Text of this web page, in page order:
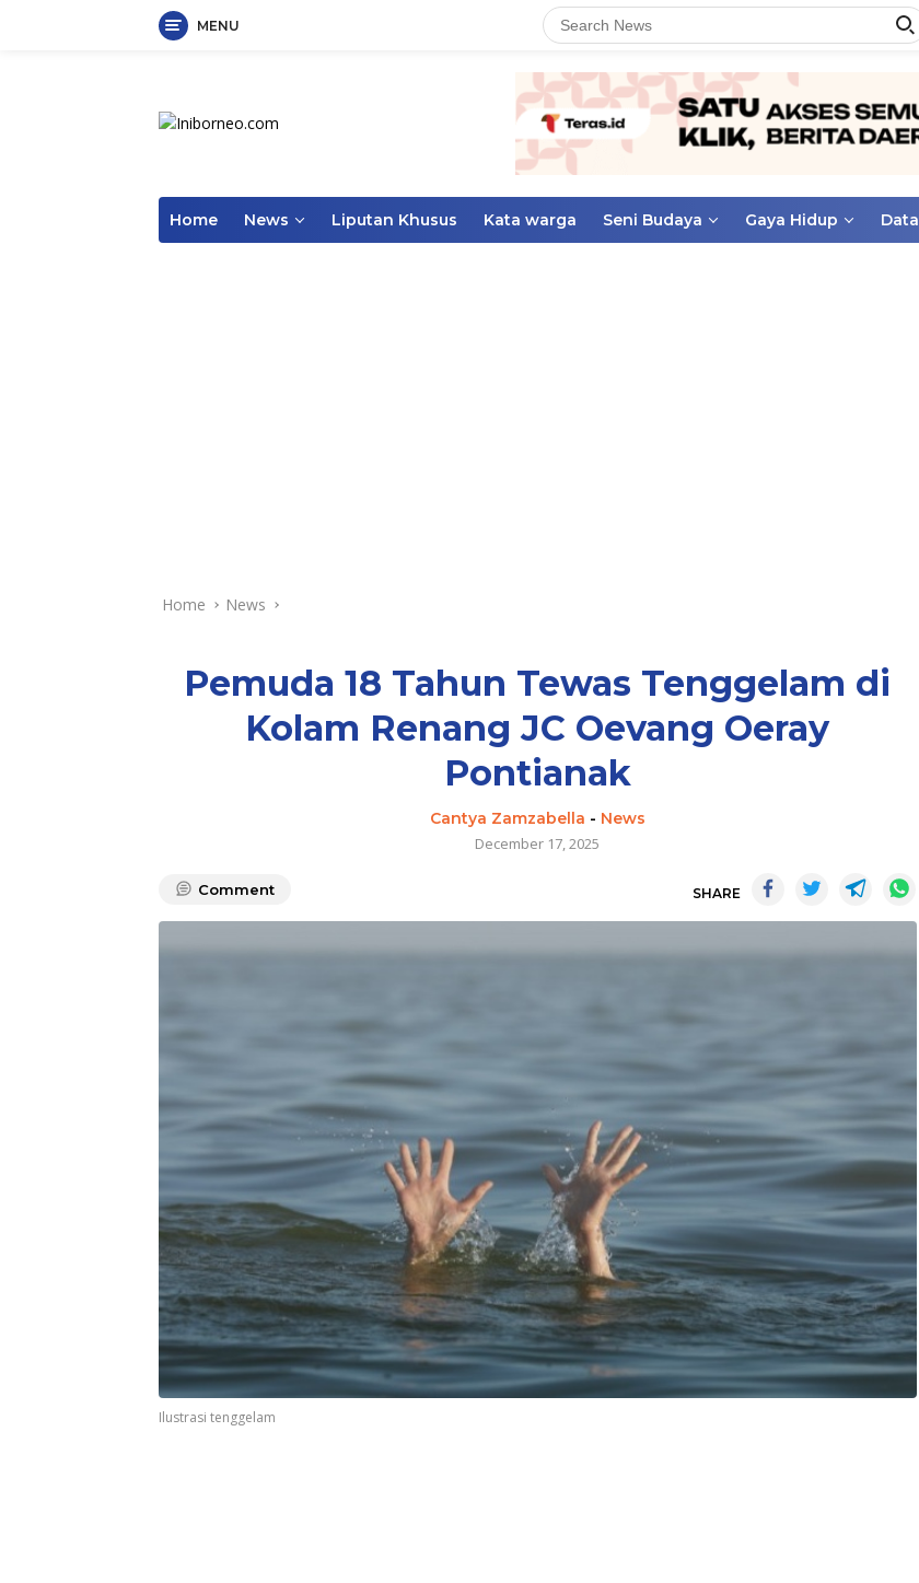
MENU
Home News Liputan Khusus Kata warga Seni Budaya Gaya Hidup Data
Home News
Pemuda 18 Tahun Tewas Tenggelam di
Kolam Renang JC Oevang Oeray
Pontianak
Cantya Zamzabella - News
December 17, 2025
Comment SHARE
Ilustrasi tenggelam